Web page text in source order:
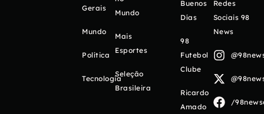
Gerais
Mundo
Política
Tecnologia
Mundo
Mais
Esportes
Seleção
Brasileira
Buenos
Días
98
Futebol
Clube
Ricardo
Amado
Redes
Sociais 98
News
/